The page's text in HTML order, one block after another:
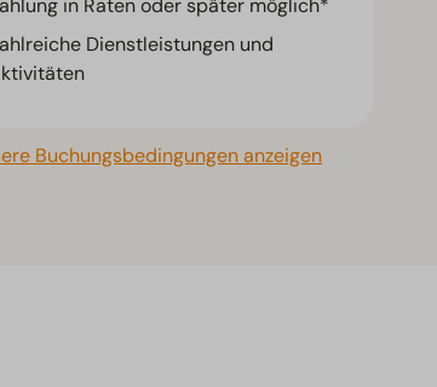
Dienstleistungen und
Buchungsbedingungen anzeigen